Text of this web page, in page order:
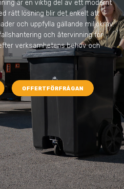
är en viktig del av ett modernt
rätt lösning blir det enkelt att
och uppfylla gällande miljökrav.
och återvinning för
verksamhetens behov och
OFFERTFÖRFRÅGAN